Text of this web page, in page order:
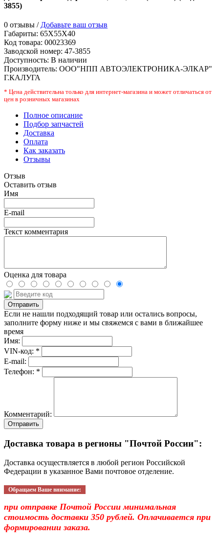
3855)
0 отзывы / Добавьте ваш отзыв
Габариты: 65X55X40
Код товара: 00023369
Заводской номер: 47-3855
Доступность: В наличии
Производитель: ООО"НПП АВТОЭЛЕКТРОНИКА-ЭЛКАР"
Г.КАЛУГА
* Цена действительна только для интернет-магазина и может отличаться от
цен в розничных магазинах
Полное описание
Подбор запчастей
Доставка
Оплата
Как заказать
Отзывы
Отзыв
Оставить отзыв
Имя
E-mail
Текст комментария
Оценка для товара
Если не нашли подходящий товар или остались вопросы,
заполните форму ниже и мы свяжемся с вами в ближайшее
время
Имя:
VIN-код: *
E-mail:
Телефон: *
Комментарий:
Отправить
Доставка товара в регионы "Почтой России":
Доставка осуществляется в любой регион Российской
Федерации в указанное Вами почтовое отделение.
Обращаем Ваше внимание:
при отправке Почтой России минимальная
стоимость доставки 350 рублей. Оплачивается при
формировании заказа.